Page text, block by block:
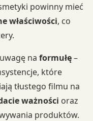
powinny mieć
właściwości, co
na formułę–
które
tłustego filmu na
ważności oraz
produktów.